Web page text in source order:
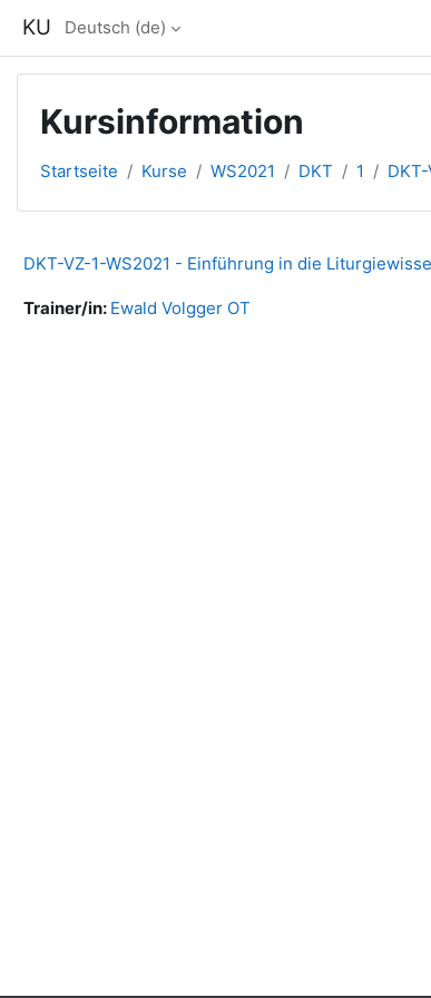
KU Deutsch ‎(de)‎
Kursinformation
Startseite Kurse WS2021 DKT 1
DKT-VZ-1-WS2021 - Einführung in die
Trainer/in: Ewald Volgger OT